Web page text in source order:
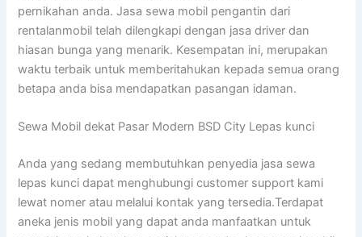
pernikahan anda. Jasa sewa mobil pengantin dari
rentalanmobil telah dilengkapi dengan jasa driver dan
hiasan bunga yang menarik. Kesempatan ini, merupakan
waktu terbaik untuk memberitahukan kepada semua orang
betapa anda bisa mendapatkan pasangan idaman.
Sewa Mobil dekat Pasar Modern BSD City Lepas kunci
Anda yang sedang membutuhkan penyedia jasa sewa
lepas kunci dapat menghubungi customer support kami
lewat nomer atau melalui kontak yang tersedia.Terdapat
aneka jenis mobil yang dapat anda manfaatkan untuk